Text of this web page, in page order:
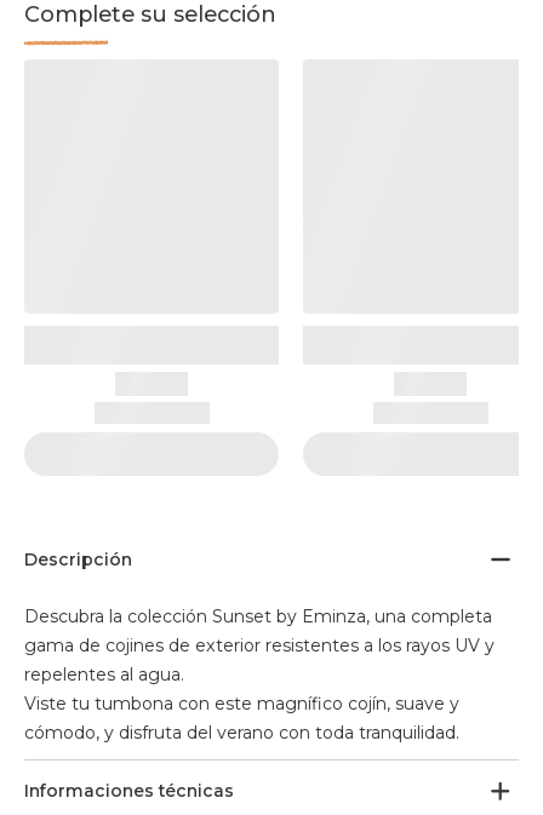
Complete su selección
Descripción
Descubra la colección Sunset by Eminza, una completa
gama de cojines de exterior resistentes a los rayos UV y
repelentes al agua.
Viste tu tumbona con este magnífico cojín, suave y
cómodo, y disfruta del verano con toda tranquilidad.
Informaciones técnicas